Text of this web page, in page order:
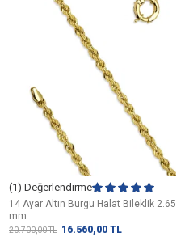
(1) Değerlendirme
14 Ayar Altın Burgu Halat Bileklik 2.65
mm
20.700,00TL 16.560,00 TL